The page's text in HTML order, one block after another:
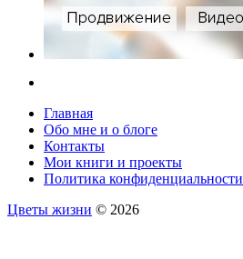
Главная
Обо мне и о блоге
Контакты
Мои книги и проекты
Политика конфиденциальности
Цветы жизни © 2026